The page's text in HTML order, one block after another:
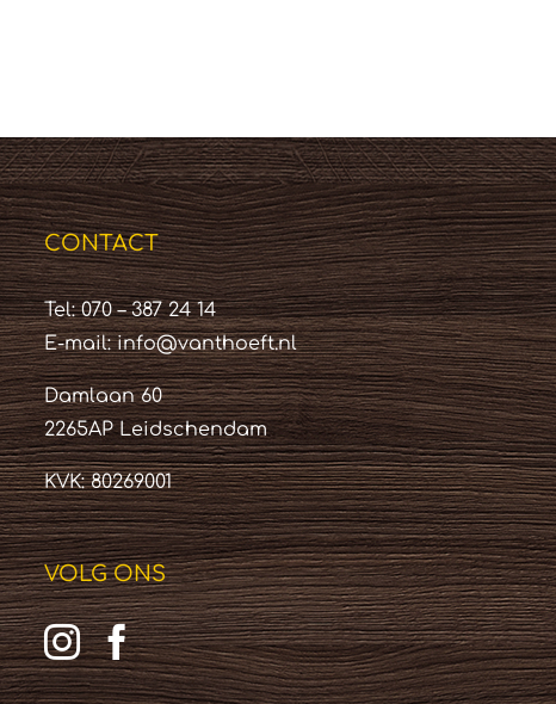
CONTACT
Tel: 070 – 387 24 14
E-mail:info@vanthoeft.nl
Damlaan 60
2265AP Leidschendam
KVK: 80269001
VOLG ONS